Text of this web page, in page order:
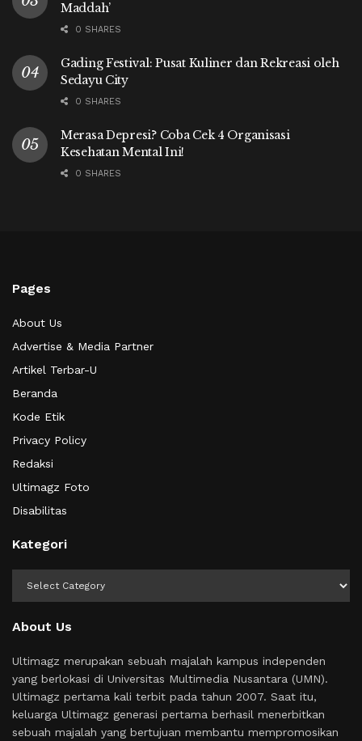
Maddah’
0 SHARES
Gading Festival: Pusat Kuliner dan Rekreasi oleh
Sedayu City
0 SHARES
Merasa Depresi? Coba Cek 4 Organisasi
Kesehatan Mental Ini!
0 SHARES
Pages
About Us
Advertise & Media Partner
Artikel Terbar-U
Beranda
Kode Etik
Privacy Policy
Redaksi
Ultimagz Foto
Disabilitas
Kategori
About Us
Ultimagz merupakan sebuah majalah kampus independen
yang berlokasi di Universitas Multimedia Nusantara (UMN).
Ultimagz pertama kali terbit pada tahun 2007. Saat itu,
keluarga Ultimagz generasi pertama berhasil menerbitkan
sebuah majalah yang bertujuan membantu mempromosikan